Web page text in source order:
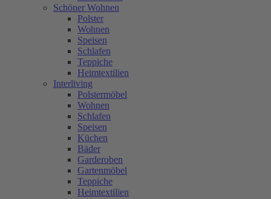
Schöner Wohnen
Polster
Wohnen
Speisen
Schlafen
Teppiche
Heimtextilien
Interliving
Polstermöbel
Wohnen
Schlafen
Speisen
Küchen
Bäder
Garderoben
Gartenmöbel
Teppiche
Heimtextilien